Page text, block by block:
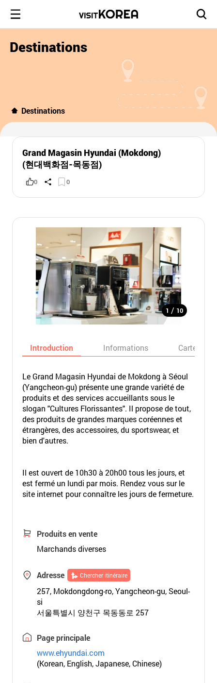
Destinations
Destinations
Grand Magasin Hyundai (Mokdong)
(현대백화점-목동점)
0 0
1 / 10
Introduction Informations Carte
Le Grand Magasin Hyundai de Mokdong à Séoul
(Yangcheon-gu) présente une grande variété de
produits et des services accueillants sous le
slogan "Cultures Florissantes". Il propose de tout,
des produits de grandes marques coréennes et
étrangères, des accessoires, du sportswear, et
bien d'autres.
Il est ouvert de 10h30 à 20h00 tous les jours, et
est fermé un lundi par mois. Rendez vous sur le
site internet pour connaître les jours de fermeture.
Produits en vente
Marchands diverses
Adresse Chercher itinéraire
257, Mokdongdong-ro, Yangcheon-gu, Seoul-
si
서울특별시 양천구 목동동로 257
Page principale
www.ehyundai.com
(Korean, English, Japanese, Chinese)